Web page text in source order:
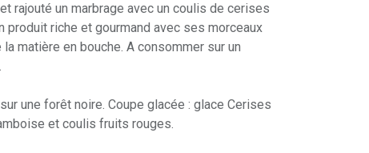
rajouté un marbrage avec un coulis de cerises
produit riche et gourmand avec ses morceaux
matière en bouche. A consommer sur un
une forêt noire. Coupe glacée : glace Cerises
et coulis fruits rouges.